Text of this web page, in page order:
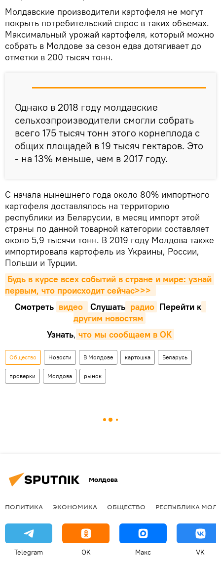
Молдавские производители картофеля не могут
покрыть потребительский спрос в таких объемах.
Максимальный урожай картофеля, который можно
собрать в Молдове за сезон едва дотягивает до
отметки в 200 тысяч тонн.
Однако в 2018 году молдавские
сельхозпроизводители смогли собрать
всего 175 тысяч тонн этого корнеплода с
общих площадей в 19 тысяч гектаров. Это
- на 13% меньше, чем в 2017 году.
С начала нынешнего года около 80% импортного
картофеля доставлялось на территорию
республики из Беларусии, в месяц импорт этой
страны по данной товарной категории составляет
около 5,9 тысячи тонн. В 2019 году Молдова также
импортировала картофель из Украины, России,
Польши и Турции.
Будь в курсе всех событий в стране и мире: узнай
первым, что происходит сейчаc>>>
Смотреть видео Cлушать радио Перейти к
другим новостям
Узнать, что мы сообщаем в OK
Общество Новости В Молдове картошка Беларусь
проверки Молдова рынок
Молдова
ПОЛИТИКА ЭКОНОМИКА ОБЩЕСТВО РЕСПУБЛИКА
Telegram OK Макс VK